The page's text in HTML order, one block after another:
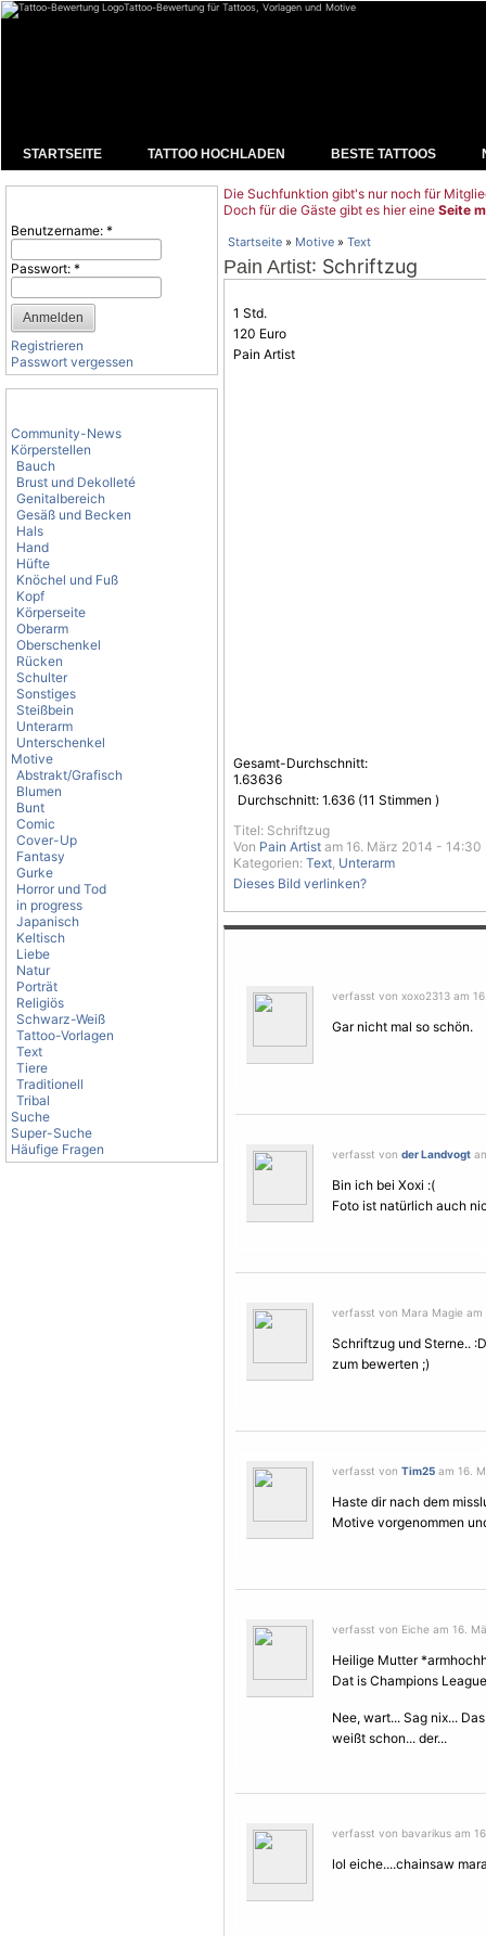
Tattoo-Bewertung für Tattoos, Vorlagen und Motive
STARTSEITE TATTOO HOCHLADEN BESTE TATTOOS
Benutzername: *
Passwort: *
Registrieren
Passwort vergessen
Community-News
Körperstellen
Bauch
Brust und Dekolleté
Genitalbereich
Gesäß und Becken
Hals
Hand
Hüfte
Knöchel und Fuß
Kopf
Körperseite
Oberarm
Oberschenkel
Rücken
Schulter
Sonstiges
Steißbein
Unterarm
Unterschenkel
Motive
Abstrakt/Grafisch
Blumen
Bunt
Comic
Cover-Up
Fantasy
Gurke
Horror und Tod
in progress
Japanisch
Keltisch
Liebe
Natur
Porträt
Religiös
Schwarz-Weiß
Tattoo-Vorlagen
Text
Tiere
Traditionell
Tribal
Suche
Super-Suche
Häufige Fragen
Die Suchfunktion gibt's nur noch für
Doch für die Gäste gibt es hier eine Seite
Startseite » Motive » Text
Pain Artist: Schriftzug
1 Std.
120 Euro
Pain Artist
Gesamt-Durchschnitt:
1.63636
Durchschnitt: 1.636 (11 Stimmen )
Titel: Schriftzug
Von Pain Artist am 16. März 2014 - 14:30
Kategorien: Text, Unterarm
Dieses Bild verlinken?
verfasst von xoxo2313 am
Gar nicht mal so schön.
verfasst von der Landvogt
Bin ich bei Xoxi :(
Foto ist natürlich auch
verfasst von Mara Magie am
Schriftzug und Sterne..
zum bewerten ;)
verfasst von Tim25 am 16.
Haste dir nach dem
Motive vorgenommen
verfasst von Eiche am 16.
Heilige Mutter
Dat is Champions
Nee, wart... Sag nix...
weißt schon... der...
verfasst von bavarikus am
lol eiche....chainsaw